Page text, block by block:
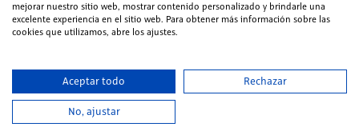
reservados
Aviso legal|Política de Seguridad de la Información
de Privacidad|Trabaja en Fundación Laboral|Contacto
mejorar nuestro sitio web, mostrar contenido personalizado y brindarle una
excelente experiencia en el sitio web. Para obtener más información sobre las
cookies que utilizamos, abre los ajustes.
Aceptar todo Rechazar
No, ajustar